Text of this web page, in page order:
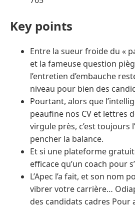
Key points
Entre la sueur froide du «
et la fameuse question
l’entretien d’embauche
niveau pour bien des
Pourtant, alors que
peaufine nos CV et lettres
virgule près, c’est toujours
pencher la balance.
Et si une plateforme
efficace qu’un coach pour
L’Apec l’a fait, et son nom
vibrer votre carrière…
des candidats cadres Pour